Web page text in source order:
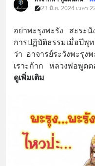
23 มิ.ย. 2024 เวลา
อย่าพะรุงพะรัง   สะระ
การปฏิบัติธรรมเมื่อปีพุ
ว่า  อาจารย์ระวังพะรุง
เราะก้าก   หลวงพ่อพูด
ดูเพิ่มเติม